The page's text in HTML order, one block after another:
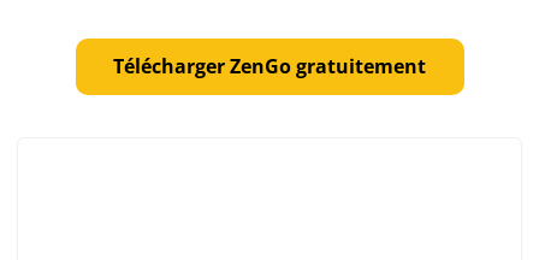
Télécharger ZenGo gratuitement